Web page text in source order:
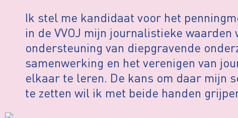
Ik stel me kandidaat voor het
in de VVOJ mijn journalistieke
ondersteuning van diepgravende
samenwerking en het verenigen van
elkaar te leren. De kans om daar mijn
te zetten wil ik met beide handen